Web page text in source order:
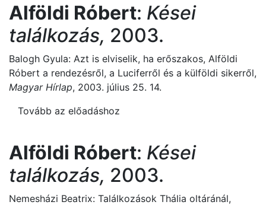
Alföldi Róbert: Kései
találkozás, 2003.
Balogh Gyula: Azt is elviselik, ha erőszakos, Alföldi
Róbert a rendezésről, a Luciferről és a külföldi sikerről,
Magyar Hírlap, 2003. július 25. 14.
Tovább az előadáshoz
Alföldi Róbert: Kései
találkozás, 2003.
Nemesházi Beatrix: Találkozások Thália oltáránál,